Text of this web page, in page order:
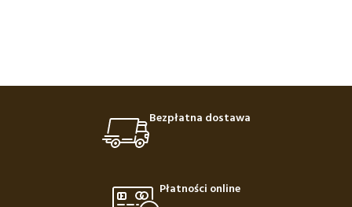
Bezpłatna dostawa
Płatności online